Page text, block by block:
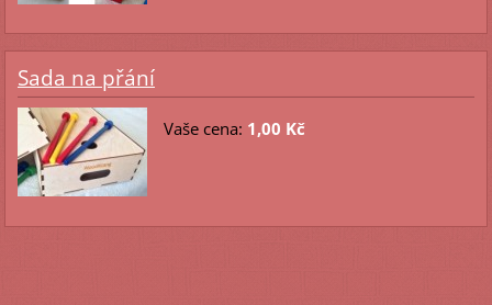
Sada na přání
Vaše cena: 1,00 Kč